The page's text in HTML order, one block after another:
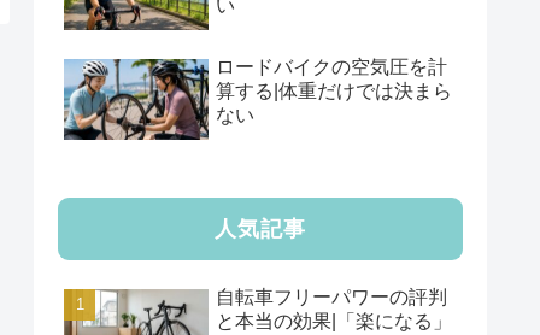
い
ロードバイクの空気圧を計
算する|体重だけでは決まら
ない
人気記事
自転車フリーパワーの評判
と本当の効果|「楽になる」